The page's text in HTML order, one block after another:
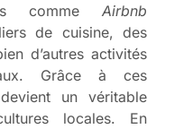
comme Airbnb
de cuisine, des
d’autres activités
Grâce à ces
un véritable
locales. En